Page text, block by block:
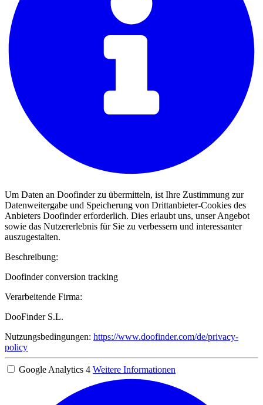
Um Daten an Doofinder zu übermitteln, ist Ihre Zustimmung zur
Datenweitergabe und Speicherung von Drittanbieter-Cookies des
Anbieters Doofinder erforderlich. Dies erlaubt uns, unser Angebot
sowie das Nutzererlebnis für Sie zu verbessern und interessanter
auszugestalten.
Beschreibung:
Doofinder conversion tracking
Verarbeitende Firma:
DooFinder S.L.
Nutzungsbedingungen: https://www.doofinder.com/de/privacy-
policy
Google Analytics 4 Weitere Informationen